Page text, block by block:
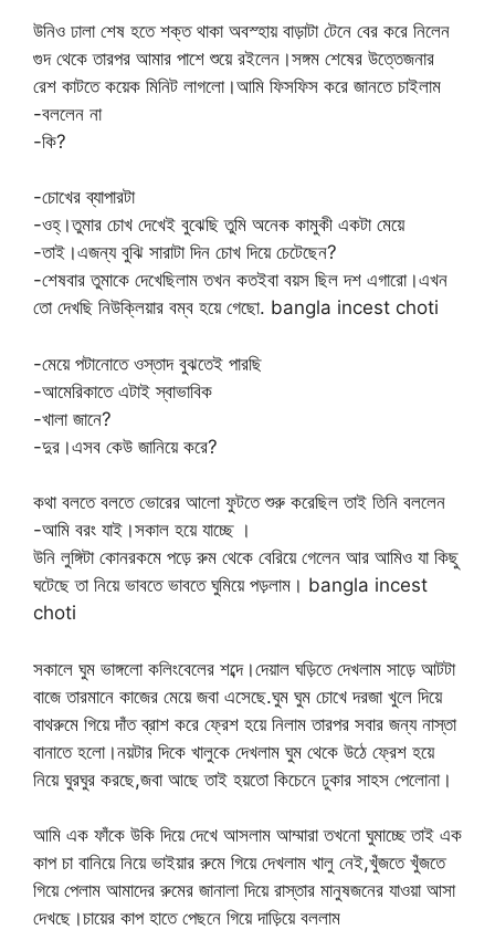
উনিও ঢালা শেষ হতে শক্ত থাকা অবস্হায় বাড়াটা টেনে বের করে নিলেন
গুদ থেকে তারপর আমার পাশে শুয়ে রইলেন।সঙ্গম শেষের উত্তেজনার
রেশ কাটতে কয়েক মিনিট লাগলো।আমি ফিসফিস করে জানতে চাইলাম
-বললেন না
-কি?
-চোখের ব্যাপারটা
-ওহ্।তুমার চোখ দেখেই বুঝেছি তুমি অনেক কামুকী একটা মেয়ে
-তাই।এজন্য বুঝি সারাটা দিন চোখ দিয়ে চেটেছেন?
-শেষবার তুমাকে দেখেছিলাম তখন কতইবা বয়স ছিল দশ এগারো।এখন
তো দেখছি নিউক্লিয়ার বম্ব হয়ে গেছো. bangla incest choti
-মেয়ে পটানোতে ওস্তাদ বুঝতেই পারছি
-আমেরিকাতে এটাই স্বাভাবিক
-খালা জানে?
-দুর।এসব কেউ জানিয়ে করে?
কথা বলতে বলতে ভোরের আলো ফুটতে শুরু করেছিল তাই তিনি বললেন
-আমি বরং যাই।সকাল হয়ে যাচ্ছে ।
উনি লুঙ্গিটা কোনরকমে পড়ে রুম থেকে বেরিয়ে গেলেন আর আমিও যা কিছু
ঘটেছে তা নিয়ে ভাবতে ভাবতে ঘুমিয়ে পড়লাম। bangla incest
choti
সকালে ঘুম ভাঙ্গলো কলিংবেলের শব্দে।দেয়াল ঘড়িতে দেখলাম সাড়ে আটটা
বাজে তারমানে কাজের মেয়ে জবা এসেছে.ঘুম ঘুম চোখে দরজা খুলে দিয়ে
বাথরুমে গিয়ে দাঁত ব্রাশ করে ফ্রেশ হয়ে নিলাম তারপর সবার জন্য নাস্তা
বানাতে হলো।নয়টার দিকে খালুকে দেখলাম ঘুম থেকে উঠে ফ্রেশ হয়ে
নিয়ে ঘুরঘুর করছে,জবা আছে তাই হয়তো কিচেনে ঢুকার সাহস পেলোনা।
আমি এক ফাঁকে উকি দিয়ে দেখে আসলাম আম্মারা তখনো ঘুমাচ্ছে তাই এক
কাপ চা বানিয়ে নিয়ে ভাইয়ার রুমে গিয়ে দেখলাম খালু নেই,খুঁজতে খুঁজতে
গিয়ে পেলাম আমাদের রুমের জানালা দিয়ে রাস্তার মানুষজনের যাওয়া আসা
দেখছে।চায়ের কাপ হাতে পেছনে গিয়ে দাড়িয়ে বললাম